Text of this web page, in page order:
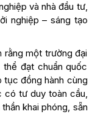
và nhà đầu tư,
nghiệp – sáng tạo
rằng một trường đại
đạt chuẩn quốc
tục đồng hành cùng
có tư duy toàn cầu,
khai phóng, sẵn